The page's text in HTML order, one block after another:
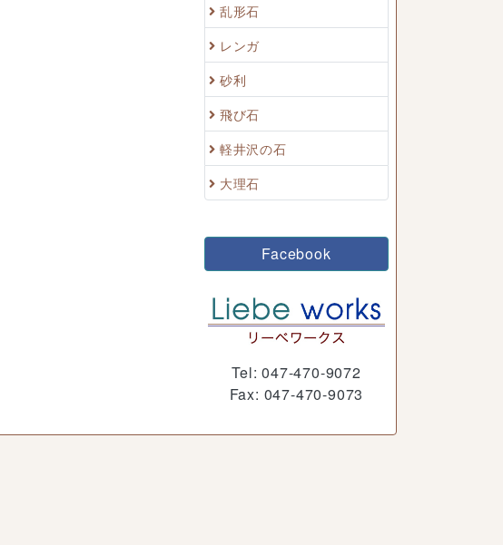
乱形石
レンガ
砂利
飛び石
軽井沢の石
大理石
Facebook
Tel: 047-470-9072
Fax: 047-470-9073